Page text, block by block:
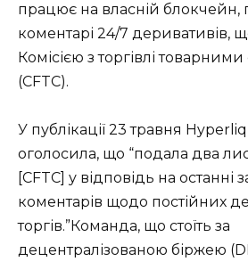
працює на власній блокчейн,
коментарі 24/7 деривативів,
Комісією з торгівлі
(CFTC).
У публікації 23 травня
оголосила, що “подала два
[CFTC] у відповідь на
коментарів щодо постійних
торгів.”Команда, що стоїть за
децентралізованою біржею